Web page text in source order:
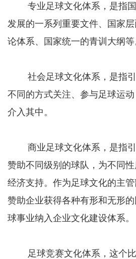
专业足球文化体系，是指国
发展的一系列重要文件、国家
论体系、国家统一的青训大纲等
社会足球文化体系，是指引
不同的方式关注、参与足球运
介入其中。
商业足球文化体系，是指引
赞助不同级别的球队，为不同
经济支持。作为足球文化的主
赞助企业获得各种有形和无形
球事业纳入企业文化建设体系。
足球竞赛文化体系，这个比